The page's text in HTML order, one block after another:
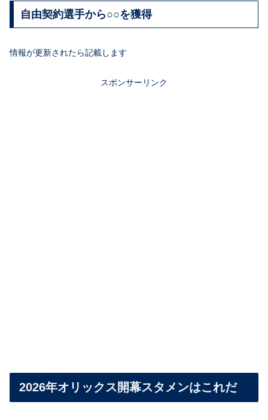
自由契約選手から○○を獲得
情報が更新されたら記載します
スポンサーリンク
2026年オリックス開幕スタメンはこれだ